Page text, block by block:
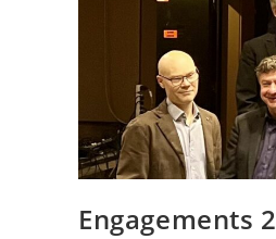
Engagements